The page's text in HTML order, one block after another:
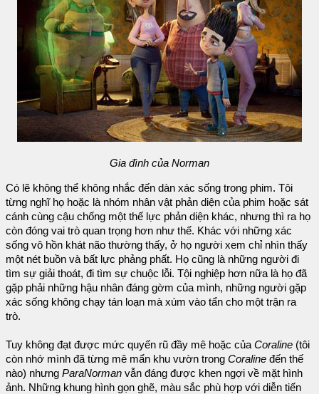
Gia đình của Norman
Có lẽ không thể không nhắc đến dàn xác sống trong phim. Tôi
từng nghĩ họ hoặc là nhóm nhân vật phản diện của phim hoặc sát
cánh cùng cậu chống một thế lực phản diện khác, nhưng thì ra họ
còn đóng vai trò quan trọng hơn như thế. Khác với những xác
sống vô hồn khát não thường thấy, ở họ người xem chỉ nhìn thấy
một nét buồn và bất lực phảng phất. Họ cũng là những người đi
tìm sự giải thoát, đi tìm sự chuộc lỗi. Tội nghiệp hơn nữa là họ đã
gặp phải những hậu nhân đáng gờm của mình, những người gặp
xác sống không chạy tán loạn mà xúm vào tẩn cho một trận ra
trò.
Tuy không đạt được mức quyến rũ đầy mê hoặc của Coraline (tôi
còn nhớ mình đã từng mê mẩn khu vườn trong Coraline đến thế
nào) nhưng ParaNorman vẫn đáng được khen ngợi về mặt hình
ảnh. Những khung hình gọn ghẽ, màu sắc phù hợp với diễn tiến